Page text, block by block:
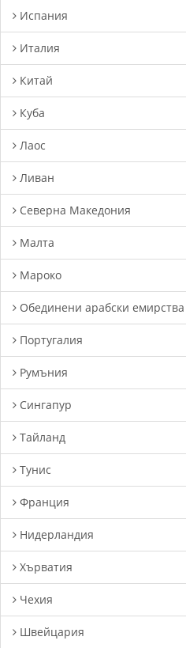
Испания
Италия
Китай
Куба
Лаос
Ливан
Северна Македония
Малта
Мароко
Oбединени арабски емирства
Португалия
Румъния
Сингапур
Тайланд
Тунис
Франция
Нидерландия
Хърватия
Чехия
Швейцария